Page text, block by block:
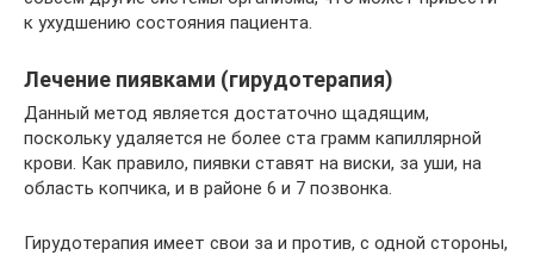
к ухудшению состояния пациента.
Лечение пиявками (гирудотерапия)
Данный метод является достаточно щадящим,
поскольку удаляется не более ста грамм капиллярной
крови. Как правило, пиявки ставят на виски, за уши, на
область копчика, и в районе 6 и 7 позвонка.
Гирудотерапия имеет свои за и против, с одной стороны,